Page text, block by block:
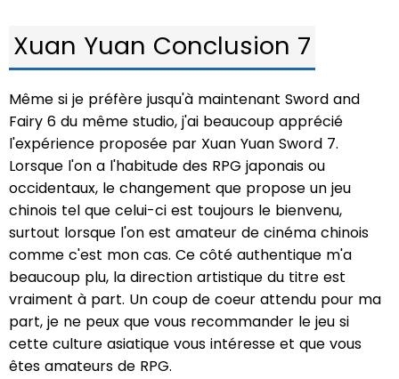
Xuan Yuan Conclusion 7
Même si je préfère jusqu'à maintenant Sword and
Fairy 6 du même studio, j'ai beaucoup apprécié
l'expérience proposée par Xuan Yuan Sword 7.
Lorsque l'on a l'habitude des RPG japonais ou
occidentaux, le changement que propose un jeu
chinois tel que celui-ci est toujours le bienvenu,
surtout lorsque l'on est amateur de cinéma chinois
comme c'est mon cas. Ce côté authentique m'a
beaucoup plu, la direction artistique du titre est
vraiment à part. Un coup de coeur attendu pour ma
part, je ne peux que vous recommander le jeu si
cette culture asiatique vous intéresse et que vous
êtes amateurs de RPG.